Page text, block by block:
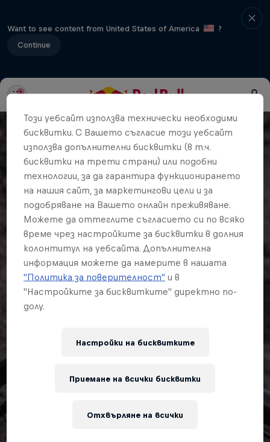
Want to see content from United States of America
?
Continue
Този уебсайт използва технически необходими
бисквитки. С Вашето съгласие този уебсайт
използва допълнителни бисквитки (в т.ч.
бисквитки на трети страни) или подобни
технологии, за да гарантира функционирането
на нашия сайт, за маркетингови цели и за
подобряване на Вашето онлайн преживяване.
Можете да оттеглите съгласието си по всяко
време чрез настройките за бисквитки в долния
колонтитул на уебсайта. Допълнителна
информация можете да намерите в нашата
"Политика за поверителност" и в
"Настройките за бисквитките" директно по-
долу.
Настройки на бисквитките
Отхвърляне на всички
Приемане на всички бисквитки